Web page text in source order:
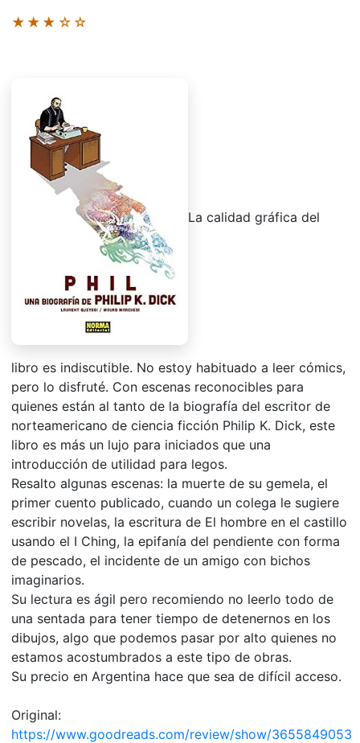
★★★☆☆
La calidad gráfica del
libro es indiscutible. No estoy habituado a leer cómics,
pero lo disfruté. Con escenas reconocibles para
quienes están al tanto de la biografía del escritor de
norteamericano de ciencia ficción Philip K. Dick, este
libro es más un lujo para iniciados que una
introducción de utilidad para legos.
Resalto algunas escenas: la muerte de su gemela, el
primer cuento publicado, cuando un colega le sugiere
escribir novelas, la escritura de El hombre en el castillo
usando el I Ching, la epifanía del pendiente con forma
de pescado, el incidente de un amigo con bichos
imaginarios.
Su lectura es ágil pero recomiendo no leerlo todo de
una sentada para tener tiempo de detenernos en los
dibujos, algo que podemos pasar por alto quienes no
estamos acostumbrados a este tipo de obras.
Su precio en Argentina hace que sea de difícil acceso.
Original:
https://www.goodreads.com/review/show/3655849053